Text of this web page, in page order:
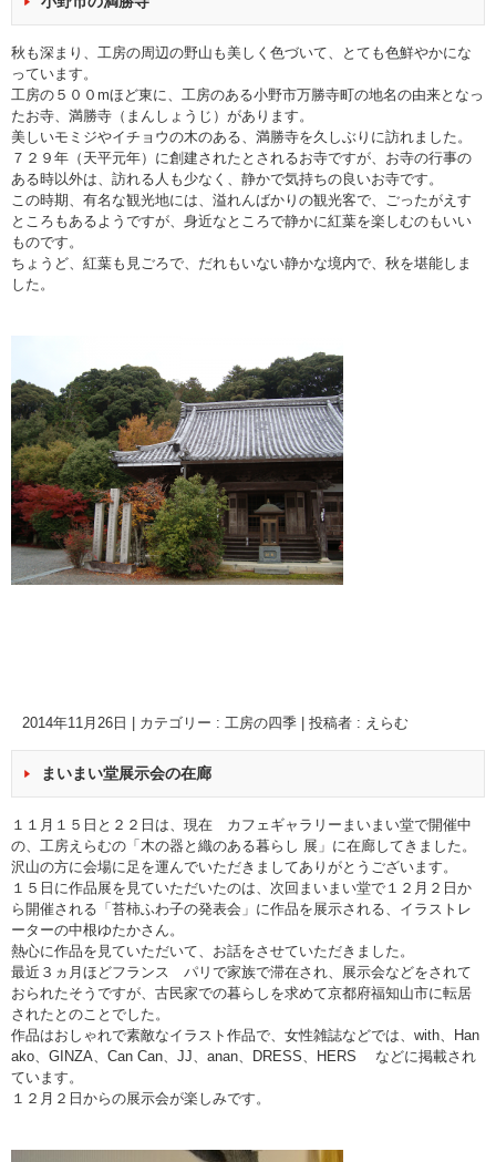
秋も深まり、工房の周辺の野山も美しく色づいて、とても色鮮やかにな
っています。
工房の５００mほど東に、工房のある小野市万勝寺町の地名の由来となっ
たお寺、満勝寺（まんしょうじ）があります。
美しいモミジやイチョウの木のある、満勝寺を久しぶりに訪れました。
７２９年（天平元年）に創建されたとされるお寺ですが、お寺の行事の
ある時以外は、訪れる人も少なく、静かで気持ちの良いお寺です。
この時期、有名な観光地には、溢れんばかりの観光客で、ごったがえす
ところもあるようですが、身近なところで静かに紅葉を楽しむのもいい
ものです。
ちょうど、紅葉も見ごろで、だれもいない静かな境内で、秋を堪能しま
した。
2014年11月26日 カテゴリー : 工房の四季 投稿者 : えらむ
まいまい堂展示会の在廊
１１月１５日と２２日は、現在 カフェギャラリーまいまい堂で開催中
の、工房えらむの「木の器と織のある暮らし 展」に在廊してきました。
沢山の方に会場に足を運んでいただきましてありがとうございます。
１５日に作品展を見ていただいたのは、次回まいまい堂で１２月２日か
ら開催される「苔柿ふわ子の発表会」に作品を展示される、イラストレ
ーターの中根ゆたかさん。
熱心に作品を見ていただいて、お話をさせていただきました。
最近３ヵ月ほどフランス パリで家族で滞在され、展示会などをされて
おられたそうですが、古民家での暮らしを求めて京都府福知山市に転居
されたとのことでした。
作品はおしゃれで素敵なイラスト作品で、女性雑誌などでは、with、Han
ako、GINZA、Can Can、JJ、anan、DRESS、HERS などに掲載され
ています。
１２月２日からの展示会が楽しみです。